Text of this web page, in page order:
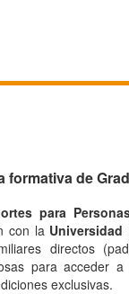
formativa de
para
con laUniversidad
directos
para acceder
exclusivas.